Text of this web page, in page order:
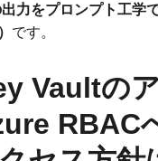
力をプロンプト工学
です。
Vaultの
RBAC